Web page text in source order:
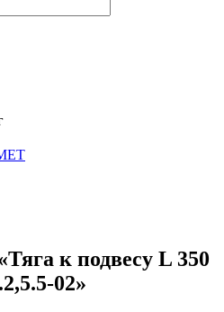
к подвесу L 350
02»